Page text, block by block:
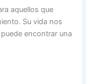
aquellos que
Su vida nos
encontrar una